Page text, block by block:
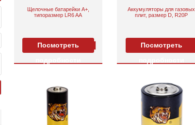
Щелочные батарейки A+,
типоразмер LR6 AA
Посмотреть
Аккумуляторы для газовых
плит, размер D, R20P
Посмотреть